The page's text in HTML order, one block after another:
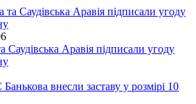
Саудівська Аравія підписали угоду